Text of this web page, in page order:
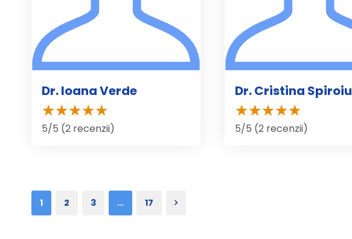
Dr. Ioana Verde
5/5 (2 recenzii)
Dr. Cristina Spiroiu
5/5 (2 recenzii)
1 2 3 … 17